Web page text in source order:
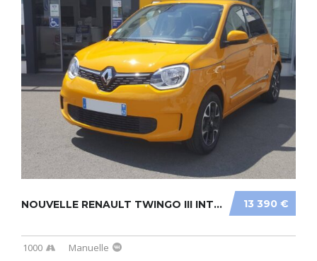
13 390 €
NOUVELLE RENAULT TWINGO III INTENS
1000 Manuelle